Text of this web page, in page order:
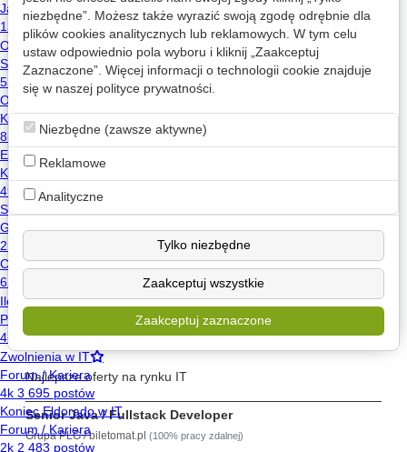
Wiadomość
Wpisy gralusek na mikroblogu
Użytkownik nie opublikował żadnego wpisu na mikroblogu.
Znajdź posty użytkownika
Szukaj pracy
Najlepsze oferty na rynku IT
Senior Java / Fullstack Developer
Grupa PLG / biletomat.pl (100% pracy zdalnej)
niezbędne”. Możesz także wyrazić swoją zgodę odrębnie dla
plików cookies analitycznych lub reklamowych. W tym celu
ustaw odpowiednio pola wyboru i kliknij „Zaakceptuj
Zaznaczone”. Więcej informacji o technologii cookie znajduje
się w naszej polityce prywatności.
Niezbędne (zawsze aktywne)
Reklamowe
Analityczne
Tylko niezbędne
Zaakceptuj wszystkie
Zaakceptuj zaznaczone